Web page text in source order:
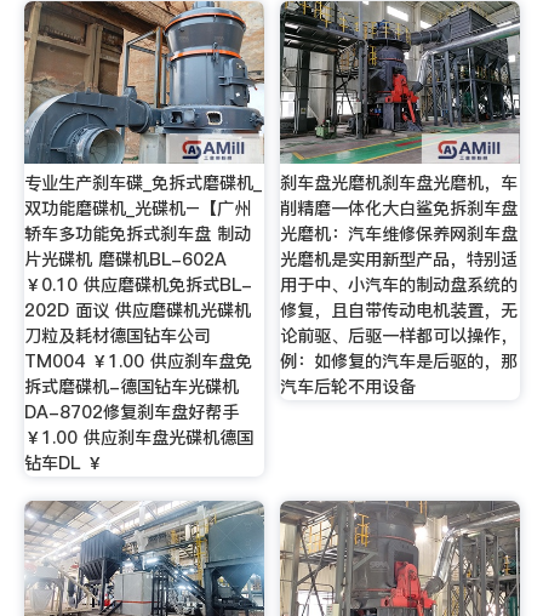
专业生产刹车碟_免拆式磨碟机_
双功能磨碟机_光碟机–【广州
轿车多功能免拆式刹车盘 制动
片光碟机 磨碟机BL-602A
￥0.10 供应磨碟机免拆式BL-
202D 面议 供应磨碟机光碟机
刀粒及耗材德国钻车公司
TM004 ￥1.00 供应刹车盘免
拆式磨碟机-德国钻车光碟机
DA-8702修复刹车盘好帮手
￥1.00 供应刹车盘光碟机德国
钻车DL ￥
刹车盘光磨机刹车盘光磨机，车
削精磨一体化大白鲨免拆刹车盘
光磨机：汽车维修保养网刹车盘
光磨机是实用新型产品，特别适
用于中、小汽车的制动盘系统的
修复，且自带传动电机装置，无
论前驱、后驱一样都可以操作，
例：如修复的汽车是后驱的，那
汽车后轮不用设备